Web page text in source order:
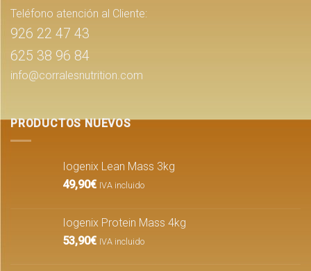
Teléfono atención al Cliente:
926 22 47 43
625 38 96 84
info@corralesnutrition.com
PRODUCTOS NUEVOS
Iogenix Lean Mass 3kg
49,90€ IVA incluido
Iogenix Protein Mass 4kg
53,90€ IVA incluido